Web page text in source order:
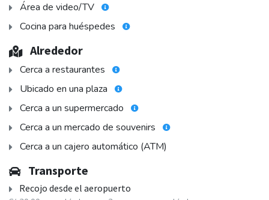
Área de video/TV
Cocina para huéspedes
Alrededor
Cerca a restaurantes
Ubicado en una plaza
Cerca a un supermercado
Cerca a un mercado de souvenirs
Cerca a un cajero automático (ATM)
Transporte
Recojo desde el aeropuerto